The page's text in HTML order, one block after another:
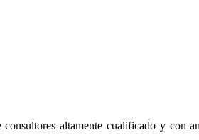
altamente cualificado y con